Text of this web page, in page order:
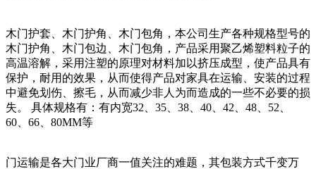
木门护套、木门护角、木门包角，本公司生产各种规格型号的
木门护角、木门包边、木门包角，产品采用聚乙烯塑料粒子的
高温溶解，采用注塑的原理对材料加以挤压成型，使产品具有
保护，耐用的效果，从而使得产品对家具在运输、安装的过程
中避免划伤、擦毛，从而减少非人为而造成的一些不必要的损
失。 具体规格有：有内宽32、35、38、40、42、48、52、
60、66、80MM等
门运输是各大门业厂商一值关注的难题，其包装方式千变万